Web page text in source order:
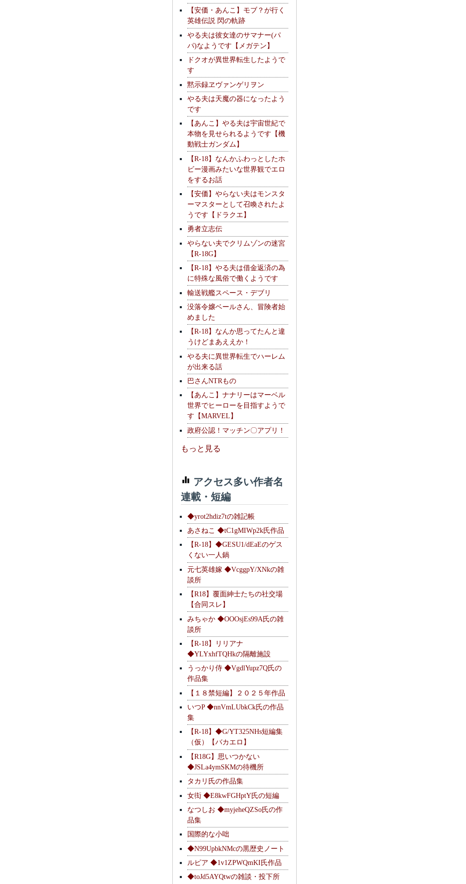
【安価・あんこ】モブ？が行く
英雄伝説 閃の軌跡
やる夫は彼女達のサマナー(パ
パ)なようです【メガテン】
ドクオが異世界転生したようで
す
黙示録ヱヴァンゲリヲン
やる夫は天魔の器になったよう
です
【あんこ】やる夫は宇宙世紀で
本物を見せられるようです【機
動戦士ガンダム】
【R-18】なんかふわっとしたホ
ビー漫画みたいな世界観でエロ
をするお話
【安価】やらない夫はモンスタ
ーマスターとして召喚されたよ
うです【ドラクエ】
勇者立志伝
やらない夫でクリムゾンの迷宮
【R-18G】
【R-18】やる夫は借金返済の為
に特殊な風俗で働くようです
輸送戦艦スペース・デブリ
没落令嬢ベールさん、冒険者始
めました
【R-18】なんか思ってたんと違
うけどまあええか！
やる夫に異世界転生でハーレム
が出来る話
巴さんNTRもの
【あんこ】ナナリーはマーベル
世界でヒーローを目指すようで
す【MARVEL】
政府公認！マッチン〇アプリ！
もっと見る
アクセス多い作者名
連載・短編
◆yrot2hdiz7tの雑記帳
あさねこ ◆tC1gMIWp2k氏作品
【R-18】◆GESU1/dEaEのゲス
くない一人鍋
元七英雄嫁 ◆VcggpY/XNkの雑
談所
【R18】覆面紳士たちの社交場
【合同スレ】
みちゃか ◆OOOsjEs99A氏の雑
談所
【R-18】リリアナ
◆YLYxhfTQHkの隔離施設
うっかり侍 ◆VgdlYupz7Q氏の
作品集
【１８禁短編】２０２５年作品
いつP ◆nnVmLUbkCk氏の作品
集
【R-18】◆G/YT325NHs短編集
（仮）【バカエロ】
【R18G】思いつかない
◆JSLa4ymSKMの待機所
タカリ氏の作品集
女衒 ◆E8kwFGHptY氏の短編
なつしお ◆myjeheQZSo氏の作
品集
国際的な小咄
◆N99UpbkNMcの黒歴史ノート
ルピア ◆1v1ZPWQmKI氏作品
◆toJd5AYQtwの雑談・投下所